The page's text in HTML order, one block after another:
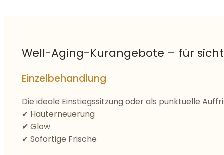
Well-Aging-Kurangebote – für
Einzelbehandlung
Die ideale Einstiegssitzung oder als punktuelle
✔ Hauterneuerung
✔ Glow
✔ Sofortige Frische